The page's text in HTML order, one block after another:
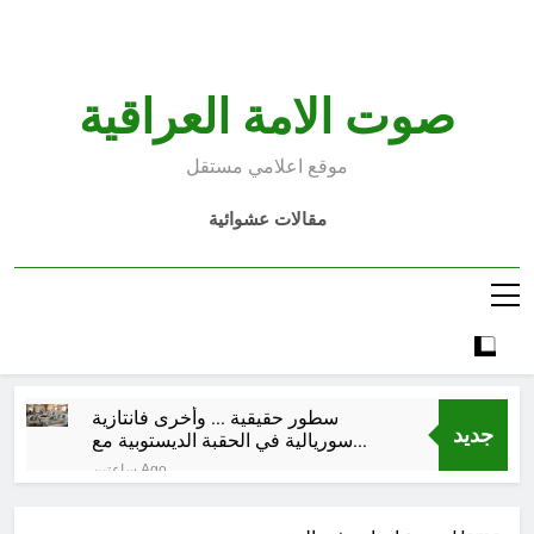
صوت الامة العراقية
موقع اعلامي مستقل
مقالات عشوائية
جديد
سطور حقيقية … وأخرى فانتازية
سوريالية في الحقبة الديستوبية مع
ساعتين Ago